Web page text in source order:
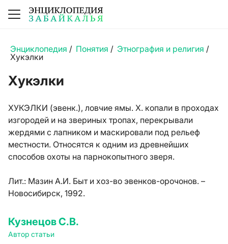
Энциклопедия / Понятия / Этнография и религия /
Хукэлки
Хукэлки
ХУКЭЛКИ (эвенк.), ловчие ямы. Х. копали в проходах
изгородей и на звериных тропах, перекрывали
жердями с лапником и маскировали под рельеф
местности. Относятся к одним из древнейших
способов охоты на парнокопытного зверя.
Лит.: Мазин А.И. Быт и хоз-во эвенков-орочонов. –
Новосибирск, 1992.
Кузнецов С.В.
Автор статьи